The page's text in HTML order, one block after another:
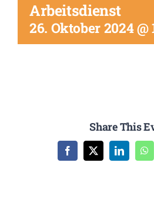
Arbeitsdienst
26. Oktober 2024 @
Share This
Facebook
X LinkedIn